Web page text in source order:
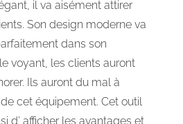
il va aisément attirer
Son design moderne va
dans son
voyant, les clients auront
Ils auront du mal à
cet équipement. Cet outil
d’ afficher les avantages et